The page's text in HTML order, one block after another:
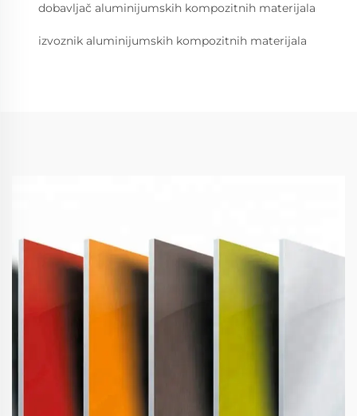
dobavljač aluminijumskih kompozitnih materijala
izvoznik aluminijumskih kompozitnih materijala